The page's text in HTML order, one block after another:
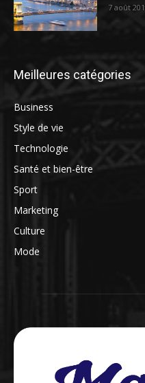
7 août
Meilleures catégories
Business
Style de vie
Technologie
Santé et bien-être
Sport
Marketing
Culture
Mode